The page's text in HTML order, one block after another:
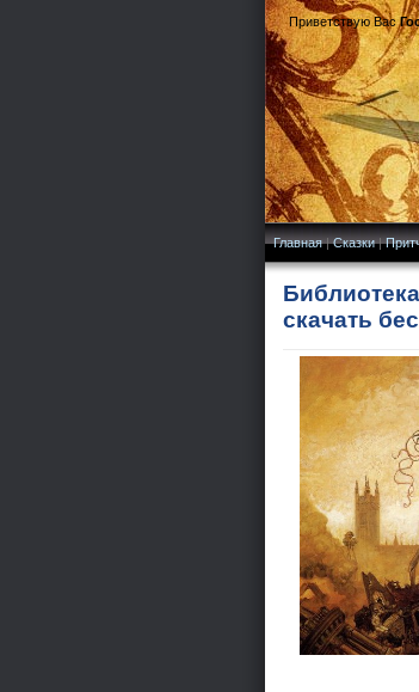
Приветствую Вас
Главная|Сказки|
скачать